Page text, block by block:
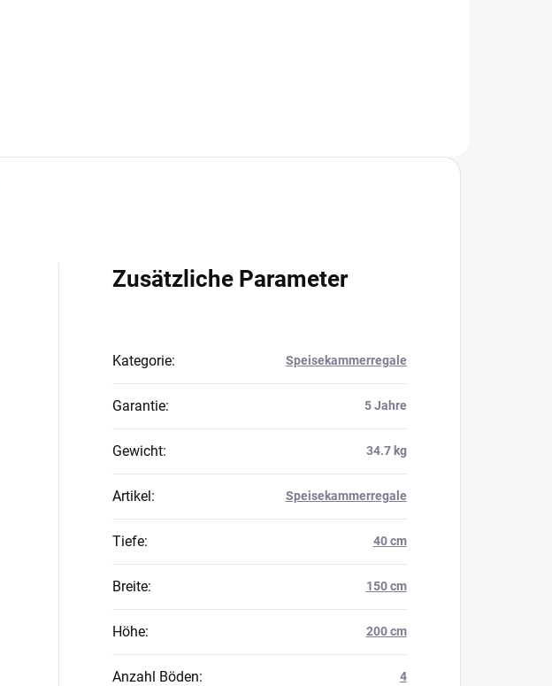
Zusätzliche Parameter
Kategorie: Speisekammerregale
Garantie: 5 Jahre
Gewicht: 34.7 kg
Artikel: Speisekammerregale
Tiefe: 40 cm
Breite: 150 cm
Höhe: 200 cm
Anzahl Böden: 4